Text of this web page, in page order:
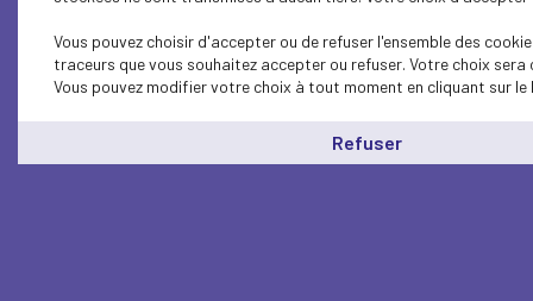
Vous pouvez choisir d'accepter ou de refuser l'ensemble des
traceurs que vous souhaitez accepter ou refuser. Votre choix
Vous pouvez modifier votre choix à tout moment en cliquant sur le
Refuser